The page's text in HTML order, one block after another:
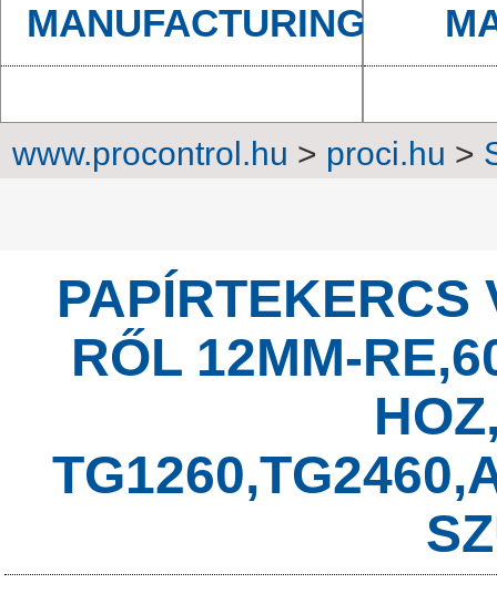
MANUFACTURING
www.procontrol.hu > proci.hu >
PAPÍRTEKERCS
RŐL 12MM-